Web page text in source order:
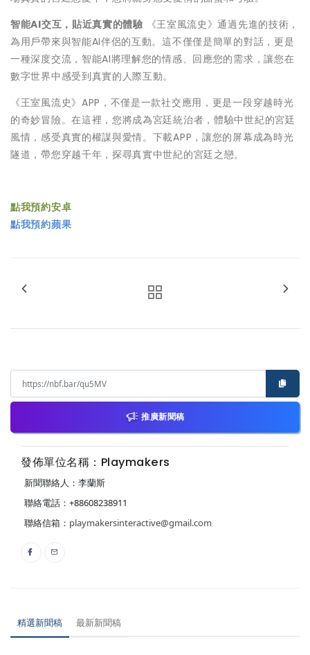
智能AI交互，貼近真實的體驗 《王室風流史》通過先進的技術，
為用戶帶來與智能AI伴侶的互動。這不僅僅是簡單的對話，更是
一種深度交流，智能AI將理解您的情感、回應您的需求，讓您在
數字世界中感受到真實的人際互動。
《王室風流史》APP，不僅是一款社交應用，更是一段穿越時光
的奇妙冒險。在這裡，您將成為宮廷統治者，體驗中世紀的宮廷
風情，感受真實的權謀與愛情。下載APP，讓您的屏幕成為時光
隧道，帶您穿越千年，探尋真實中世紀的宮廷之戀。
點我預約安卓
點我預約蘋果
推廣新聞稿
發佈單位名稱：Playmakers
新聞聯絡人：李蘭斯
聯絡電話：+88608238911
聯絡信箱： playmakersinteractive@gmail.com
精選新聞稿 最新新聞稿